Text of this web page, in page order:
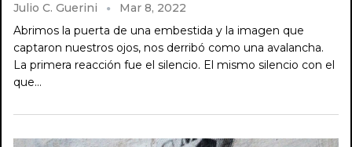
Julio C. Guerini
Mar 8, 2022
Abrimos la puerta de una embestida y la imagen que
captaron nuestros ojos, nos derribó como una avalancha.
La primera reacción fue el silencio. El mismo silencio con el
que…